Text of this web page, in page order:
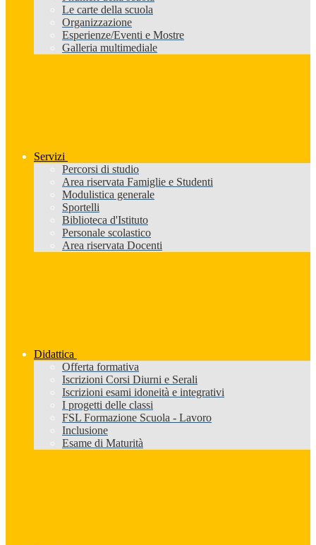
Le carte della scuola
Organizzazione
Esperienze/Eventi e Mostre
Galleria multimediale
Servizi
Percorsi di studio
Area riservata Famiglie e Studenti
Modulistica generale
Sportelli
Biblioteca d'Istituto
Personale scolastico
Area riservata Docenti
Didattica
Offerta formativa
Iscrizioni Corsi Diurni e Serali
Iscrizioni esami idoneità e integrativi
I progetti delle classi
FSL Formazione Scuola - Lavoro
Inclusione
Esame di Maturità